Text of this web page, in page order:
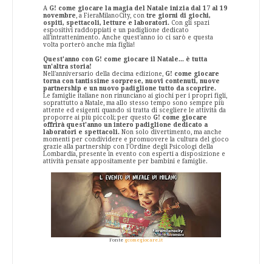
A G! come giocare la magia del Natale inizia dal 17 al 19
novembre , a FieraMilanoCity, con tre giorni di giochi,
ospiti, spettacoli, letture e laboratori. Con gli spazi
espositivi raddoppiati e un padiglione dedicato
all'intrattenimento. Anche quest'anno io ci sarò e questa
volta porterò anche mia figlia!
Quest'anno con G! come giocare il Natale... è tutta
un'altra storia!
Nell'anniversario della decima edizione, G! come giocare
torna con tantissime sorprese, nuovi contenuti, nuove
partnership e un nuovo padiglione tutto da scoprire.
Le famiglie italiane non rinunciano ai giochi per i propri figli,
soprattutto a Natale, ma allo stesso tempo sono sempre più
attente ed esigenti quando si tratta di scegliere le attività da
proporre ai più piccoli; per questo G! come giocare
offrirà quest'anno un intero padiglione dedicato a
laboratori e spettacoli. Non solo divertimento, ma anche
momenti per condividere e promuovere la cultura del gioco
grazie alla partnership con l'Ordine degli Psicologi della
Lombardia, presente in evento con esperti a disposizione e
attività pensate appositamente per bambini e famiglie.
Fonte gcomegiocare.it